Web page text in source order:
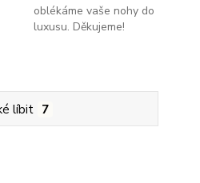
oblékáme vaše nohy do
luxusu. Děkujeme!
líbit 7